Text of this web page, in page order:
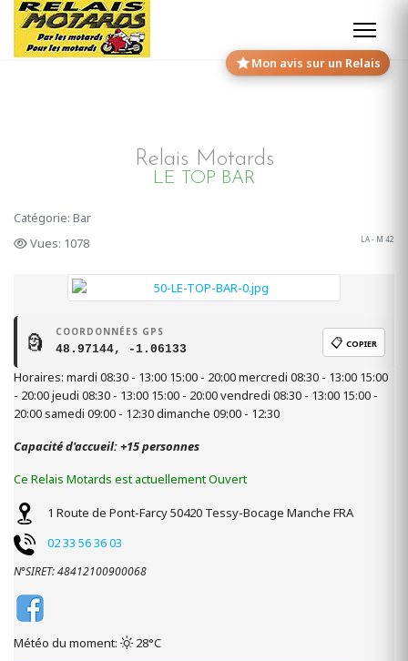
Mon avis sur un Relais
Relais Motards
LE TOP BAR
Catégorie: Bar
Vues: 1078
LA - M 42
🗿 COORDONNÉES GPS
48.97144, -1.06133 📋 COPIER
Horaires: mardi 08:30 - 13:00 15:00 - 20:00 mercredi 08:30 - 13:00 15:00
- 20:00 jeudi 08:30 - 13:00 15:00 - 20:00 vendredi 08:30 - 13:00 15:00 -
20:00 samedi 09:00 - 12:30 dimanche 09:00 - 12:30
Capacité d'accueil: +15 personnes
Ce Relais Motards est actuellement Ouvert
1 Route de Pont-Farcy50420 Tessy-Bocage Manche FRA
02 33 56 36 03
N°SIRET: 48412100900068
Météo du moment: 28°C